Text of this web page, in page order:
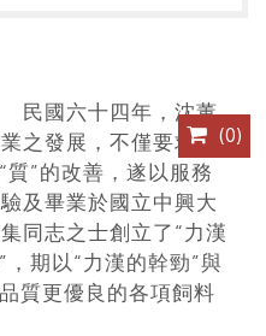
(0)
國六十四年，沈董
之發展，不僅要求
質”的改善，遂以服務
及畢業於國立中興大
同志之士創立了“力漢
期以“力漢的幹勁”與
質更優良的各項飼料